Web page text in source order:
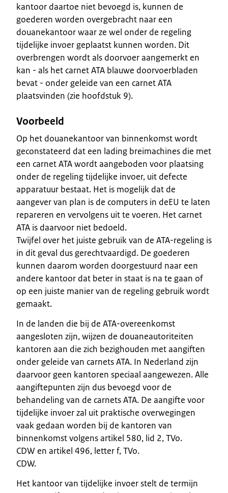
kantoor daartoe niet bevoegd is, kunnen de
goederen worden overgebracht naar een
douanekantoor waar ze wel onder de regeling
tijdelijke invoer geplaatst kunnen worden. Dit
overbrengen wordt als doorvoer aangemerkt en
kan - als het carnet ATA blauwe doorvoerbladen
bevat - onder geleide van een carnet ATA
plaatsvinden (zie hoofdstuk 9).
Voorbeeld
Op het douanekantoor van binnenkomst wordt
geconstateerd dat een lading breimachines die met
een carnet ATA wordt aangeboden voor plaatsing
onder de regeling tijdelijke invoer, uit defecte
apparatuur bestaat. Het is mogelijk dat de
aangever van plan is de computers in deEU te laten
repareren en vervolgens uit te voeren. Het carnet
ATA is daarvoor niet bedoeld.
Twijfel over het juiste gebruik van de ATA-regeling is
in dit geval dus gerechtvaardigd. De goederen
kunnen daarom worden doorgestuurd naar een
andere kantoor dat beter in staat is na te gaan of
op een juiste manier van de regeling gebruik wordt
gemaakt.
In de landen die bij de ATA-overeenkomst
aangesloten zijn, wijzen de douaneautoriteiten
kantoren aan die zich bezighouden met aangiften
onder geleide van carnets ATA. In Nederland zijn
daarvoor geen kantoren speciaal aangewezen. Alle
aangiftepunten zijn dus bevoegd voor de
behandeling van de carnets ATA. De aangifte voor
tijdelijke invoer zal uit praktische overwegingen
vaak gedaan worden bij de kantoren van
binnenkomst volgens artikel 580, lid 2, TVo.
CDW en artikel 496, letter f, TVo.
CDW.
Het kantoor van tijdelijke invoer stelt de termijn